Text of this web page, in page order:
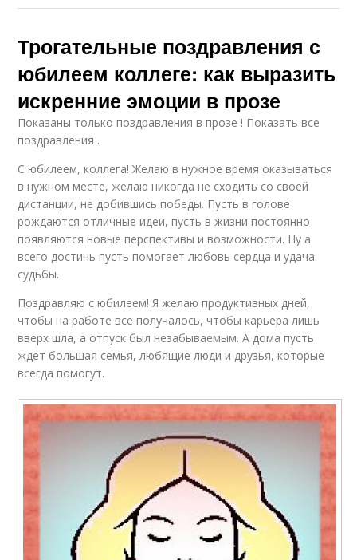
Трогательные поздравления с
юбилеем коллеге: как выразить
искренние эмоции в прозе
Показаны только поздравления в прозе ! Показать все
поздравления .
С юбилеем, коллега! Желаю в нужное время оказываться
в нужном месте, желаю никогда не сходить со своей
дистанции, не добившись победы. Пусть в голове
рождаются отличные идеи, пусть в жизни постоянно
появляются новые перспективы и возможности. Ну а
всего достичь пусть помогает любовь сердца и удача
судьбы.
Поздравляю с юбилеем! Я желаю продуктивных дней,
чтобы на работе все получалось, чтобы карьера лишь
вверх шла, а отпуск был незабываемым. А дома пусть
ждет большая семья, любящие люди и друзья, которые
всегда помогут.